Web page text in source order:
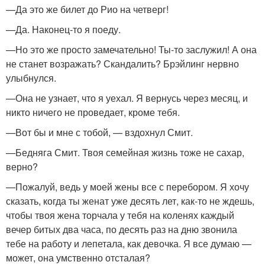
—Да это же билет до Рио на четверг!
—Да. Наконец-то я поеду.
—Но это же просто замечательно! Ты-то заслужил! А она
не станет возражать? Скандалить? Брэйлинг нервно
улыбнулся.
—Она не узнает, что я уехал. Я вернусь через месяц, и
никто ничего не проведает, кроме тебя.
—Вот бы и мне с тобой, — вздохнул Смит.
—Бедняга Смит. Твоя семейная жизнь тоже не сахар,
верно?
—Пожалуй, ведь у моей жены все с перебором. Я хочу
сказать, когда ты женат уже десять лет, как-то не ждешь,
чтобы твоя жена торчала у тебя на коленях каждый
вечер битых два часа, по десять раз на дню звонила
тебе на работу и лепетала, как девочка. Я все думаю —
может, она умственно отсталая?